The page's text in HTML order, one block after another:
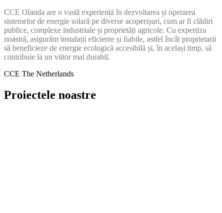
CCE Olanda are o vastă experiență în dezvoltarea și operarea
sistemelor de energie solară pe diverse acoperișuri, cum ar fi clădiri
publice, complexe industriale și proprietăți agricole. Cu expertiza
noastră, asigurăm instalații eficiente și fiabile, astfel încât proprietarii
să beneficieze de energie ecologică accesibilă și, în același timp, să
contribuie la un viitor mai durabil.
CCE The Netherlands
Proiectele noastre